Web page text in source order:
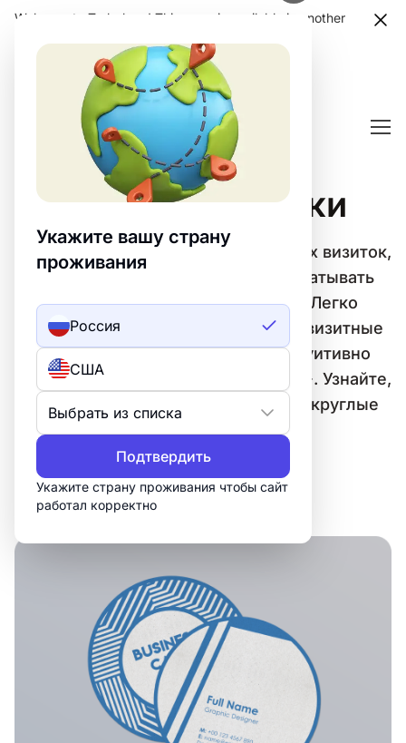
Укажите вашу страну
проживания
Россия
США
Выбрать из списка
Подтвердить
Укажите страну проживания чтобы сайт
работал корректно
Welcome to Turbologo! This page is available in another
Confirm
Круглые визитки
Используйте наш генератор круглых визиток,
чтобы быстро создавать и разрабатывать
уникальные визитки онлайн 💼. Легко
создавайте свои индивидуальные визитные
карточки с помощью нашего интуитивно
понятного генератора на базе ИИ ✏️. Узнайте,
как создавать профессиональные круглые
визитки с Turbologo 🎨.
Создать визитку